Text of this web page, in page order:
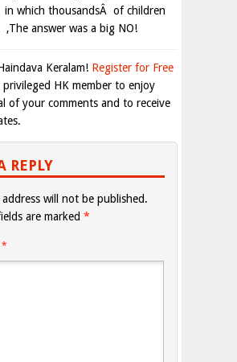
in which thousandsÂ of children
,The answer was a big NO!
Keralam! Register for Free
privileged HK member to enjoy
of your comments and to receive
REPLY
address will not be published.
are marked *
*